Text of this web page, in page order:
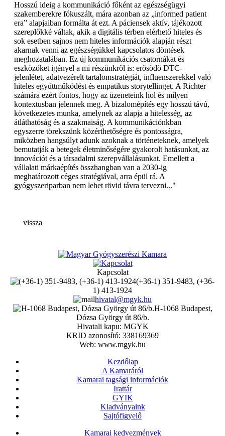
Hosszú ideig a kommunikáció főként az egészségügyi
szakemberekre fókuszált, mára azonban az „informed patient
era” alapjaiban formálta át ezt. A páciensek aktív, tájékozott
szereplőkké váltak, akik a digitális térben elérhető hiteles és
sok esetben sajnos nem hiteles információk alapján részt
akarnak venni az egészségükkel kapcsolatos döntések
meghozatalában. Ez új kommunikációs csatornákat és
eszközöket igényel a mi részünkről is: erősödő DTC-
jelenlétet, adatvezérelt tartalomstratégiát, influenszerekkel való
hiteles együttműködést és empatikus storytellinget. A Richter
számára ezért fontos, hogy az üzeneteink hol és milyen
kontextusban jelennek meg. A bizalomépítés egy hosszú távú,
következetes munka, amelynek az alapja a hitelesség, az
átláthatóság és a szakmaiság. A kommunikációnkban
egyszerre törekszünk közérthetőségre és pontosságra,
miközben hangsúlyt adunk azoknak a történeteknek, amelyek
bemutatják a betegek életminőségére gyakorolt hatásunkat, az
innovációt és a társadalmi szerepvállalásunkat. Emellett a
vállalati márkaépítés összhangban van a 2030-ig
meghatározott céges stratégiával, arra épül rá. A
gyógyszeriparban nem lehet rövid távra tervezni..."
vissza
Kapcsolat
(+36-1) 351-9483, (+36-
1) 413-1924
hivatal@mgyk.hu
H-1068 Budapest,
Dózsa György út 86/b.
Hivatali kapu: MGYK
KRID azonosító: 338169369
Web: www.mgyk.hu
Kezdőlap
A Kamaráról
Kamarai tagsági információk
Irattár
GYIK
Kiadványaink
Sajtófigyelő
Kamarai kedvezmények